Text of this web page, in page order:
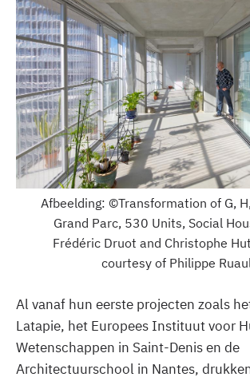
Afbeelding: ©Transformation of G,
Grand Parc, 530 Units, Social
Frédéric Druot and Christophe
courtesy of Philippe
Al vanaf hun eerste projecten zoals
Latapie, het Europees Instituut voor
Wetenschappen in Saint-Denis en de
Architectuurschool in Nantes,